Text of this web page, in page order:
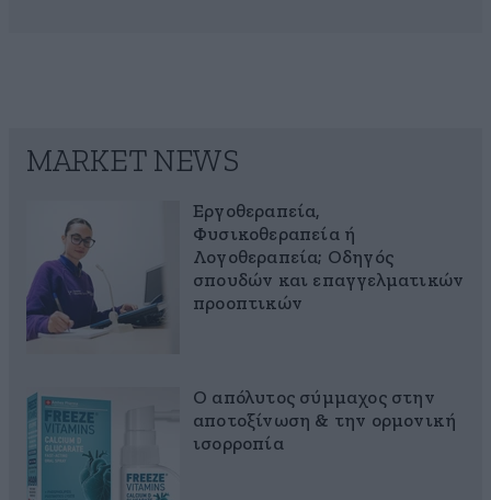
MARKET NEWS
Εργοθεραπεία,
Φυσικοθεραπεία ή
Λογοθεραπεία; Οδηγός
σπουδών και επαγγελματικών
προοπτικών
Ο απόλυτος σύμμαχος στην
αποτοξίνωση & την ορμονική
ισορροπία